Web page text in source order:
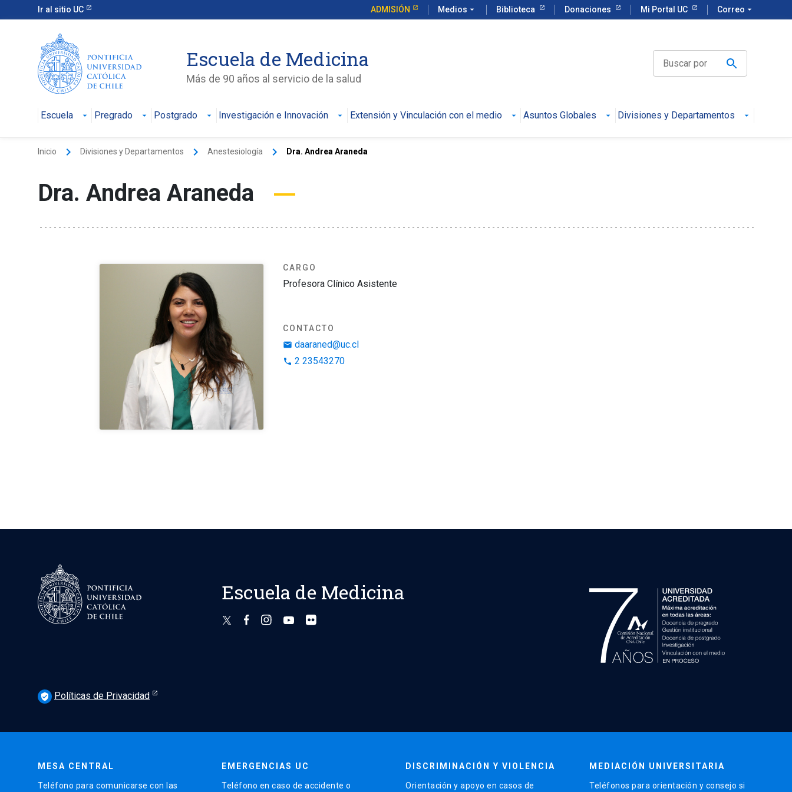
Ir al sitio UC ADMISIÓN Medios arrow_drop_down Biblioteca Donaciones Mi Portal UC Correo arrow_drop_down
Escuela de Medicina
Más de 90 años al servicio de la salud
Escuela Pregrado Postgrado Investigación e Innovación Extensión y Vinculación con el medio Asuntos Globales Divisiones y Departamentos
Inicio keyboard_arrow_right Divisiones y Departamentos keyboard_arrow_right Anestesiología keyboard_arrow_right Dra. Andrea Araneda
Dra. Andrea Araneda
CARGO
Profesora Clínico Asistente
CONTACTO
email daaraned@uc.cl
phone 2 23543270
Escuela de Medicina
verified_user Políticas de Privacidad
MESA CENTRAL
Teléfono para comunicarse con las
EMERGENCIAS UC
Teléfono en caso de accidente o
DISCRIMINACIÓN Y VIOLENCIA
Orientación y apoyo en casos de
MEDIACIÓN UNIVERSITARIA
Teléfonos para orientación y consejo si